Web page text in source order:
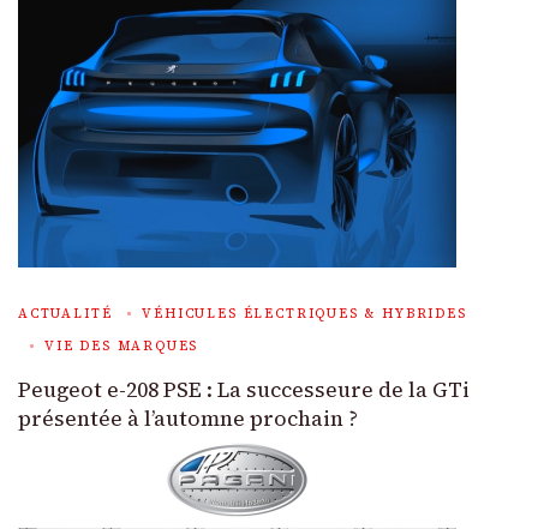
ACTUALITÉ
VÉHICULES ÉLECTRIQUES & HYBRIDES
VIE DES MARQUES
Peugeot e-208 PSE : La successeure de la GTi
présentée à l’automne prochain ?